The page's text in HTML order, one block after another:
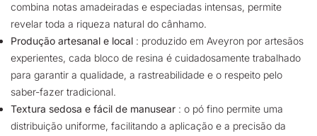
combina notas amadeiradas e especiadas intensas, permite
revelar toda a riqueza natural do cânhamo.
Produção artesanal e local : produzido em Aveyron por artesãos
experientes, cada bloco de resina é cuidadosamente trabalhado
para garantir a qualidade, a rastreabilidade e o respeito pelo
saber-fazer tradicional.
Textura sedosa e fácil de manusear : o pó fino permite uma
distribuição uniforme, facilitando a aplicação e a precisão da